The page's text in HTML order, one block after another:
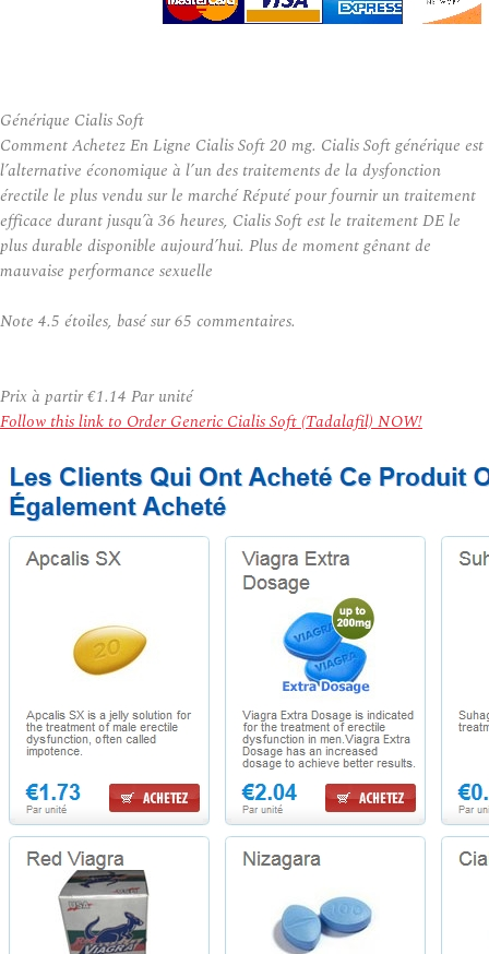
Générique Cialis Soft
Comment Achetez En Ligne Cialis Soft 20 mg. Cialis Soft générique est
l’alternative économique à l’un des traitements de la dysfonction
érectile le plus vendu sur le marché Réputé pour fournir un traitement
efficace durant jusqu’à 36 heures, Cialis Soft est le traitement DE le
plus durable disponible aujourd’hui. Plus de moment gênant de
mauvaise performance sexuelle
Note 4.5 étoiles, basé sur65 commentaires.
Prix à partir€1.14 Par unité
Follow this link to Order Generic Cialis Soft (Tadalafil) NOW!